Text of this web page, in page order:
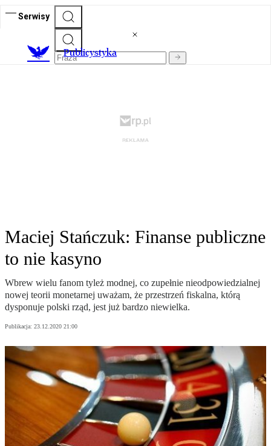
Serwisy
Publicystyka
Maciej Stańczuk: Finanse publiczne
to nie kasyno
Wbrew wielu fanom tyleż modnej, co zupełnie nieodpowiedzialnej
nowej teorii monetarnej uważam, że przestrzeń fiskalna, którą
dysponuje polski rząd, jest już bardzo niewielka.
Publikacja: 23.12.2020 21:00